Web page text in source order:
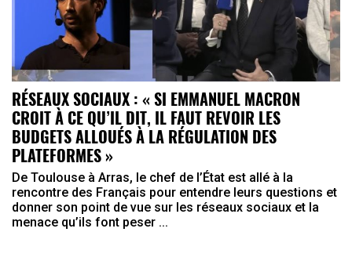
RÉSEAUX SOCIAUX : « SI EMMANUEL MACRON
CROIT À CE QU’IL DIT, IL FAUT REVOIR LES
BUDGETS ALLOUÉS À LA RÉGULATION DES
PLATEFORMES »
De Toulouse à Arras, le chef de l’État est allé à la
rencontre des Français pour entendre leurs questions et
donner son point de vue sur les réseaux sociaux et la
menace qu’ils font peser ...